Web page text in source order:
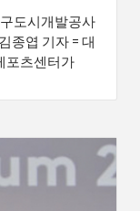
도시개발공사
종엽 기자 = 대
포츠센터가